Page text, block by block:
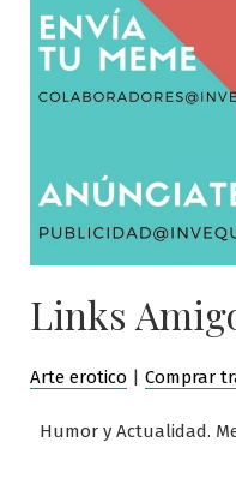
Links
Arte erotico | Comprar
Humor y Actualidad.